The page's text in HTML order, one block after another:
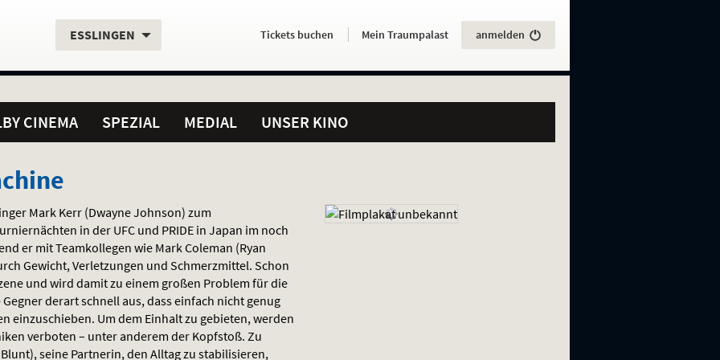
Aktueller
ESSLINGEN Servicefunktionen
Aktuelles
HierTickets buchen . Mein Traumpalast anmelden
CINEMA SPEZIAL MEDIAL UNSER KINO
Mark Kerr (Dwayne Johnson) zum
in der UFC und PRIDE in Japan im noch
er mit Teamkollegen wie Mark Coleman (Ryan
Gewicht, Verletzungen und Schmerzmittel. Schon
und wird damit zu einem großen Problem für die
derart schnell aus, dass einfach nicht genug
einzuschieben. Um dem Einhalt zu gebieten, werden
verboten – unter anderem der Kopfstoß. Zu
seine Partnerin, den Alltag zu stabilisieren,